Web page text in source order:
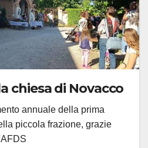
chiesa di Novacco
annuale della prima
piccola frazione, grazie